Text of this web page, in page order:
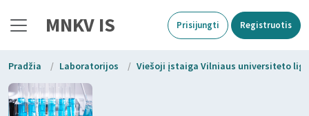
MNKV IS Prisijungti Registruotis
Pradžia / Laboratorijos / Viešoji įstaiga Vilniaus universiteto